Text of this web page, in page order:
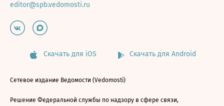
editor@spb.vedomosti.ru
Скачать для iOS Скачать для Android
Сетевое издание Ведомости (Vedomosti)
Решение Федеральной службы по надзору в сфере связи,